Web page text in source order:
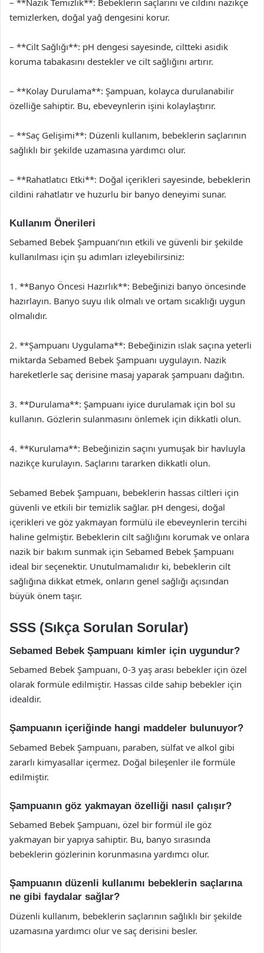
temizlerken, doğal yağ dengesini korur.
– **Cilt Sağlığı**: pH dengesi sayesinde, ciltteki asidik
koruma tabakasını destekler ve cilt sağlığını artırır.
– **Kolay Durulama**: Şampuan, kolayca durulanabilir
özelliğe sahiptir. Bu, ebeveynlerin işini kolaylaştırır.
– **Saç Gelişimi**: Düzenli kullanım, bebeklerin saçlarının
sağlıklı bir şekilde uzamasına yardımcı olur.
– **Rahatlatıcı Etki**: Doğal içerikleri sayesinde, bebeklerin
cildini rahatlatır ve huzurlu bir banyo deneyimi sunar.
Kullanım Önerileri
Sebamed Bebek Şampuanı’nın etkili ve güvenli bir şekilde
kullanılması için şu adımları izleyebilirsiniz:
1. **Banyo Öncesi Hazırlık**: Bebeğinizi banyo öncesinde
hazırlayın. Banyo suyu ılık olmalı ve ortam sıcaklığı uygun
olmalıdır.
2. **Şampuanı Uygulama**: Bebeğinizin ıslak saçına yeterli
miktarda Sebamed Bebek Şampuanı uygulayın. Nazik
hareketlerle saç derisine masaj yaparak şampuanı dağıtın.
3. **Durulama**: Şampuanı iyice durulamak için bol su
kullanın. Gözlerin sulanmasını önlemek için dikkatli olun.
4. **Kurulama**: Bebeğinizin saçını yumuşak bir havluyla
nazikçe kurulayın. Saçlarını tararken dikkatli olun.
Sebamed Bebek Şampuanı, bebeklerin hassas ciltleri için
güvenli ve etkili bir temizlik sağlar. pH dengesi, doğal
içerikleri ve göz yakmayan formülü ile ebeveynlerin tercihi
haline gelmiştir. Bebeklerin cilt sağlığını korumak ve onlara
nazik bir bakım sunmak için Sebamed Bebek Şampuanı
ideal bir seçenektir. Unutulmamalıdır ki, bebeklerin cilt
sağlığına dikkat etmek, onların genel sağlığı açısından
büyük önem taşır.
SSS (Sıkça Sorulan Sorular)
Sebamed Bebek Şampuanı kimler için uygundur?
Sebamed Bebek Şampuanı, 0-3 yaş arası bebekler için özel
olarak formüle edilmiştir. Hassas cilde sahip bebekler için
idealdir.
Şampuanın içeriğinde hangi maddeler bulunuyor?
Sebamed Bebek Şampuanı, paraben, sülfat ve alkol gibi
zararlı kimyasallar içermez. Doğal bileşenler ile formüle
edilmiştir.
Şampuanın göz yakmayan özelliği nasıl çalışır?
Sebamed Bebek Şampuanı, özel bir formül ile göz
yakmayan bir yapıya sahiptir. Bu, banyo sırasında
bebeklerin gözlerinin korunmasına yardımcı olur.
Şampuanın düzenli kullanımı bebeklerin saçlarına
ne gibi faydalar sağlar?
Düzenli kullanım, bebeklerin saçlarının sağlıklı bir şekilde
uzamasına yardımcı olur ve saç derisini besler.